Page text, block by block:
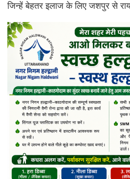
जिन्हें बेहतर इलाज के लिए जशपुर से